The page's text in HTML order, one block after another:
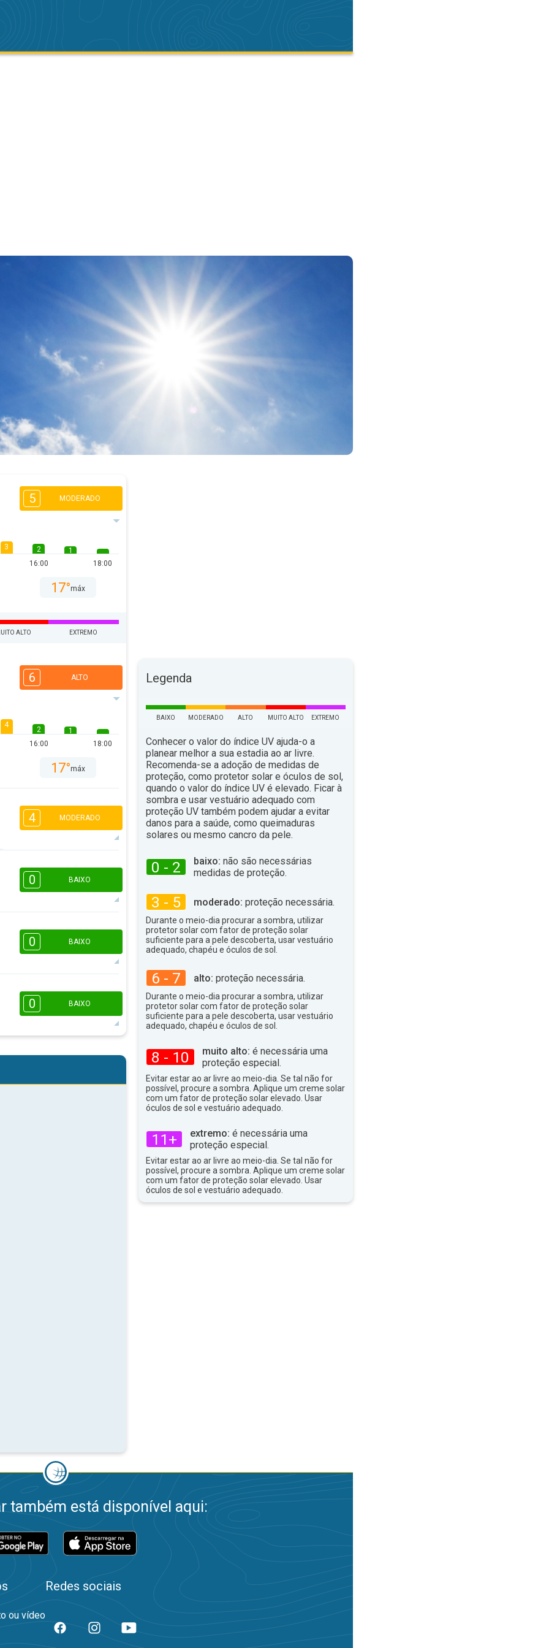
5 MODERADO
3
2
16:00
1
18:00
17°máx
ALTO EXTREMO
6 ALTO
4
2
16:00
1
18:00
17°máx
4 MODERADO
1
16:00
1
0 BAIXO
16:00 18:00
13°máx
0 BAIXO
16:00 18:00
13°máx
0 BAIXO
16:00 18:00
Legenda
BAIXO MODERADO ALTO MUITO ALTO EXTREMO
Conhecer o valor do índice UV ajuda-o a
planear melhor a sua estadia ao ar livre.
Recomenda-se a adoção de medidas de
proteção, como protetor solar e óculos de sol,
quando o valor do índice UV é elevado. Ficar à
sombra e usar vestuário adequado com
proteção UV também podem ajudar a evitar
danos para a saúde, como queimaduras
solares ou mesmo cancro da pele.
0 - 2 baixo: não são necessárias
medidas de proteção.
3 - 5 moderado: proteção necessária.
Durante o meio-dia procurar a sombra, utilizar
protetor solar com fator de proteção solar
suficiente para a pele descoberta, usar vestuário
adequado, chapéu e óculos de sol.
6 - 7 alto: proteção necessária.
Durante o meio-dia procurar a sombra, utilizar
protetor solar com fator de proteção solar
suficiente para a pele descoberta, usar vestuário
adequado, chapéu e óculos de sol.
8 - 10 muito alto: é necessária uma
proteção especial.
Evitar estar ao ar livre ao meio-dia. Se tal não for
possível, procure a sombra. Aplique um creme solar
com um fator de proteção solar elevado. Usar
óculos de sol e vestuário adequado.
11+ extremo: é necessária uma
proteção especial.
Evitar estar ao ar livre ao meio-dia. Se tal não for
possível, procure a sombra. Aplique um creme solar
com um fator de proteção solar elevado. Usar
óculos de sol e vestuário adequado.
também está disponível aqui:
ou vídeo
Redes sociais